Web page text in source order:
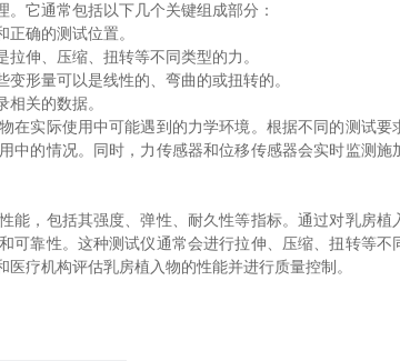
它通常包括以下几个关键组成部分：
确的测试位置。
伸、压缩、扭转等不同类型的力。
形量可以是线性的、弯曲的或扭转的。
关的数据。
在实际使用中可能遇到的力学环境。根据不同的测试要
中的情况。同时，力传感器和位移传感器会实时监测施
能，包括其强度、弹性、耐久性等指标。通过对乳房植
可靠性。这种测试仪通常会进行拉伸、压缩、扭转等
疗机构评估乳房植入物的性能并进行质量控制。